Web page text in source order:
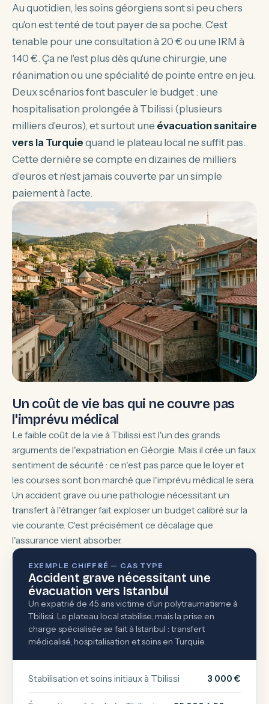
Au quotidien, les soins géorgiens sont si peu chers
qu'on est tenté de tout payer de sa poche. C'est
tenable pour une consultation à 20 € ou une IRM à
140 €. Ça ne l'est plus dès qu'une chirurgie, une
réanimation ou une spécialité de pointe entre en jeu.
Deux scénarios font basculer le budget : une
hospitalisation prolongée à Tbilissi (plusieurs
milliers d'euros), et surtout une évacuation sanitaire
vers la Turquie quand le plateau local ne suffit pas.
Cette dernière se compte en dizaines de milliers
d'euros et n'est jamais couverte par un simple
paiement à l'acte.
Un coût de vie bas qui ne couvre pas
l'imprévu médical
Le faible coût de la vie à Tbilissi est l'un des grands
arguments de l'expatriation en Géorgie. Mais il crée un faux
sentiment de sécurité : ce n'est pas parce que le loyer et
les courses sont bon marché que l'imprévu médical le sera.
Un accident grave ou une pathologie nécessitant un
transfert à l'étranger fait exploser un budget calibré sur la
vie courante. C'est précisément ce décalage que
l'assurance vient absorber.
EXEMPLE CHIFFRÉ — CAS TYPE
Accident grave nécessitant une
évacuation vers Istanbul
Un expatrié de 45 ans victime d'un polytraumatisme à
Tbilissi. Le plateau local stabilise, mais la prise en
charge spécialisée se fait à Istanbul : transfert
médicalisé, hospitalisation et soins en Turquie.
Stabilisation et soins initiaux à Tbilissi 3 000 €